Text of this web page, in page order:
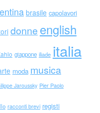
brasile capolavori
donne english
giappone iliade italia
moda musica
Jaroussky Pier Paolo
racconti brevi registi